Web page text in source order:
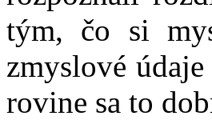
tým, čo si
zmyslové
rovine sa to